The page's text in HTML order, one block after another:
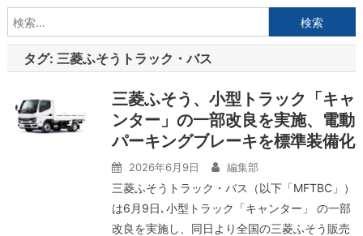
索:
タグ: 三菱ふそうトラック・バス
三菱ふそう、小型トラック「キャ
ンター」の一部改良を実施、電動
パーキングブレーキを標準装備化
2026年6月9日 編集部
三菱ふそうトラック・バス（以下「MFTBC」）
は6月9日､小型トラック「キャンター」 の一部
改良を実施し、同日より全国の三菱ふそう販売